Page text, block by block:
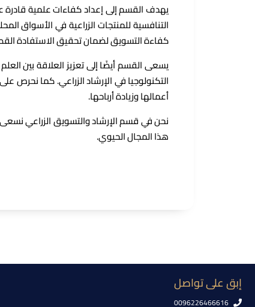
يهدف القسم إلى إعداد كفاءات علمية قادرة
التنافسية للمنتجات الزراعية في الأسواق
كفاءة التسويق لضمان تحقيق الاستفادة
يسعى القسم أيضًا إلى تعزيز العلاقة بين
التكنولوجيا في الإرشاد الزراعي. كما نحرص
أعمالها وزيادة أرباحها.
نحن في قسم الإرشاد والتسويق الزراعي
هذا المجال الحيوي.
إبق على تواصل
0096226466616